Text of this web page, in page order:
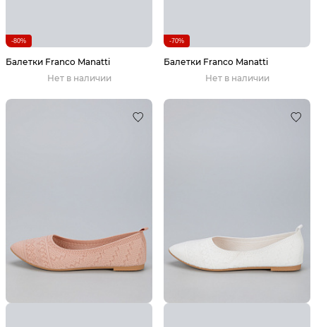
-80%
Балетки Franco Manatti
Нет в наличии
-70%
Балетки Franco Manatti
Нет в наличии